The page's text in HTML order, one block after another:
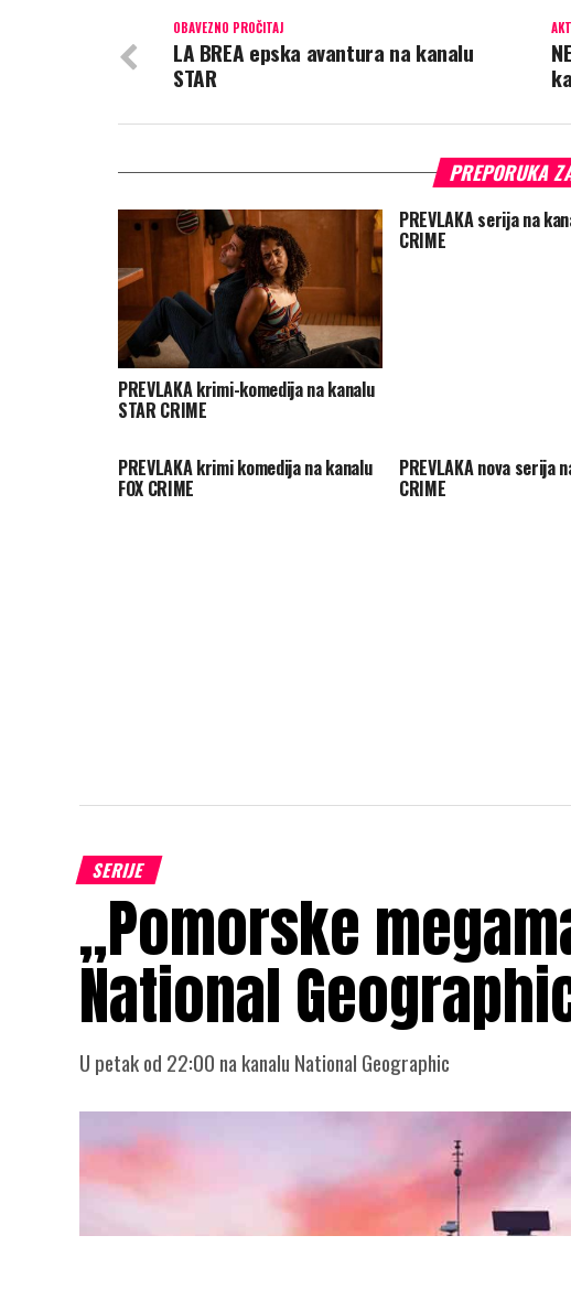
OBAVEZNO PROČITAJ
LA BREA epska avantura na kanalu
STAR
PREPORUKA
PREVLAKA krimi-komedija na kanalu
STAR CRIME
PREVLAKA serija na
CRIME
PREVLAKA krimi komedija na kanalu
FOX CRIME
PREVLAKA nova serija
CRIME
SERIJE
„Pomorske
National
U petak od 22:00 na kanalu National Geographic